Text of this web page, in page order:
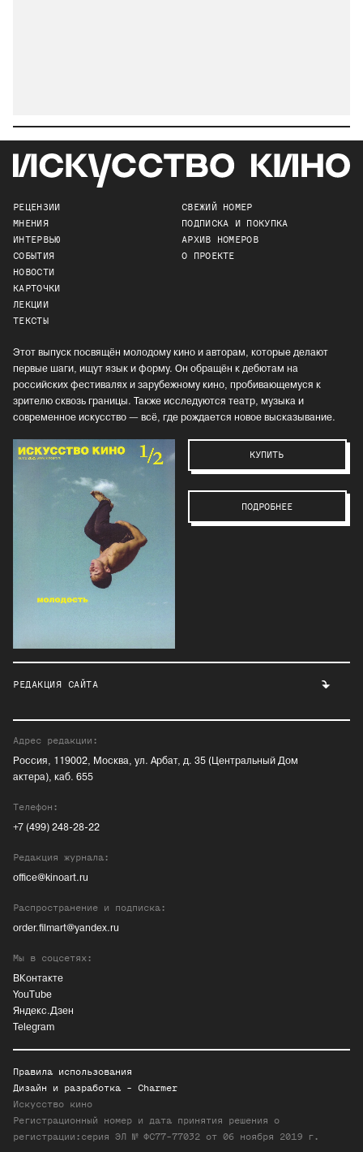
РЕЦЕНЗИИ
МНЕНИЯ
ИНТЕРВЬЮ
СОБЫТИЯ
НОВОСТИ
КАРТОЧКИ
ЛЕКЦИИ
ТЕКСТЫ
СВЕЖИЙ НОМЕР
ПОДПИСКА И ПОКУПКА
АРХИВ НОМЕРОВ
О ПРОЕКТЕ
Этот выпуск посвящён молодому кино и авторам, которые делают
первые шаги, ищут язык и форму. Он обращён к дебютам на
российских фестивалях и зарубежному кино, пробивающемуся к
зрителю сквозь границы. Также исследуются театр, музыка и
современное искусство — всё, где рождается новое высказывание.
КУПИТЬ
ПОДРОБНЕЕ
РЕДАКЦИЯ САЙТА
Адрес редакции:
Россия, 119002, Москва, ул. Арбат, д. 35 (Центральный Дом
актера), каб. 655
Телефон:
+7 (499) 248-28-22
Редакция журнала:
office@kinoart.ru
Распространение и подписка:
order.filmart@yandex.ru
Мы в соцсетях:
ВКонтакте
YouTube
Яндекс.Дзен
Telegram
Правила использования
Дизайн и разработка - Charmer
Искусство кино
Регистрационный номер и дата принятия решения о
регистрации:серия ЭЛ № ФС77-77032 от 06 ноября 2019 г.